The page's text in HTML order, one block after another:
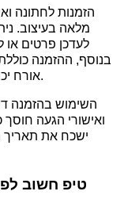
הזמנות לחתונה
מלאה בעיצוב.
לעדכן פרטים או
בנוסף, ההזמנה
אורח יכול להגיע בקלות ללא צורך בהסברים נוספים.
השימוש בהזמנה
ואישורי הגעה חוסך
ישכח את תאריך
טיפ חשוב